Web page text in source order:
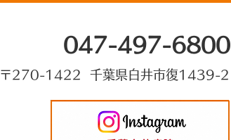
047-497-6800
〒270-1422 千葉県白井市復1439-2